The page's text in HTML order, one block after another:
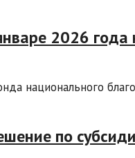
2026 года
национального
по